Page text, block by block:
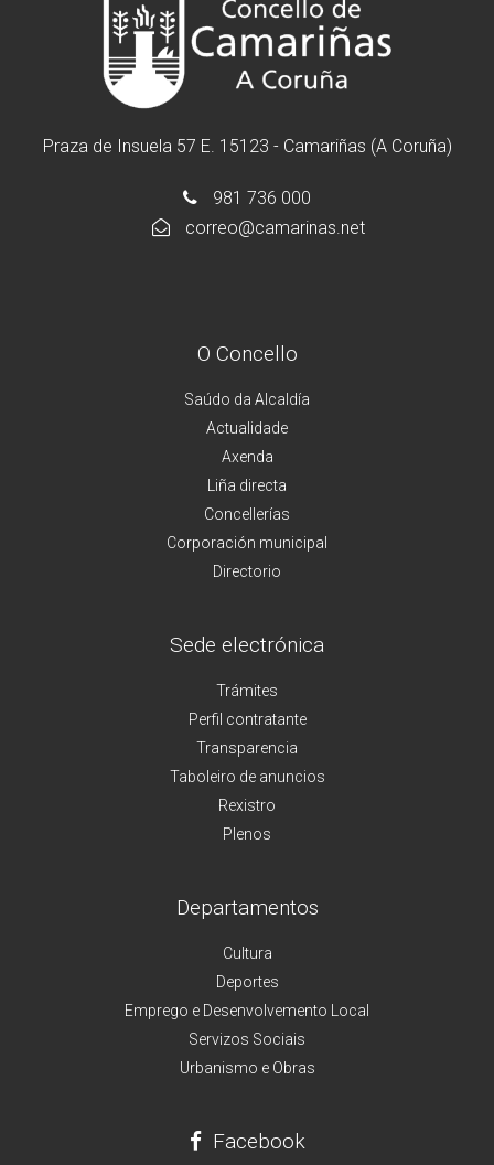
Praza de Insuela 57 E. 15123 - Camariñas (A Coruña)
981 736 000
correo@camarinas.net
O Concello
Saúdo da Alcaldía
Actualidade
Axenda
Liña directa
Concellerías
Corporación municipal
Directorio
Sede electrónica
Trámites
Perfil contratante
Transparencia
Taboleiro de anuncios
Rexistro
Plenos
Departamentos
Cultura
Deportes
Emprego e Desenvolvemento Local
Servizos Sociais
Urbanismo e Obras
Facebook